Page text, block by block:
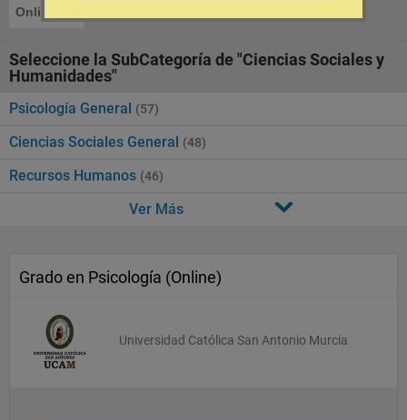
Online
Seleccione la SubCategoría de "Ciencias Sociales y
Humanidades"
Psicología General (57)
Ciencias Sociales General (48)
Recursos Humanos (46)
Ver Más
Grado en Psicología (Online)
Universidad Católica San Antonio Murcia